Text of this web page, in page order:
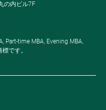
の内ビル7F
Part-time MBA, Evening MBA,
です。